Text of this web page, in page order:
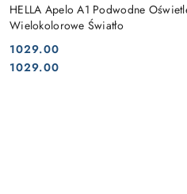
HELLA Apelo A1 Podwodne
Wielokolorowe Światło
Cena:
1029.00
Cena:
1029.00